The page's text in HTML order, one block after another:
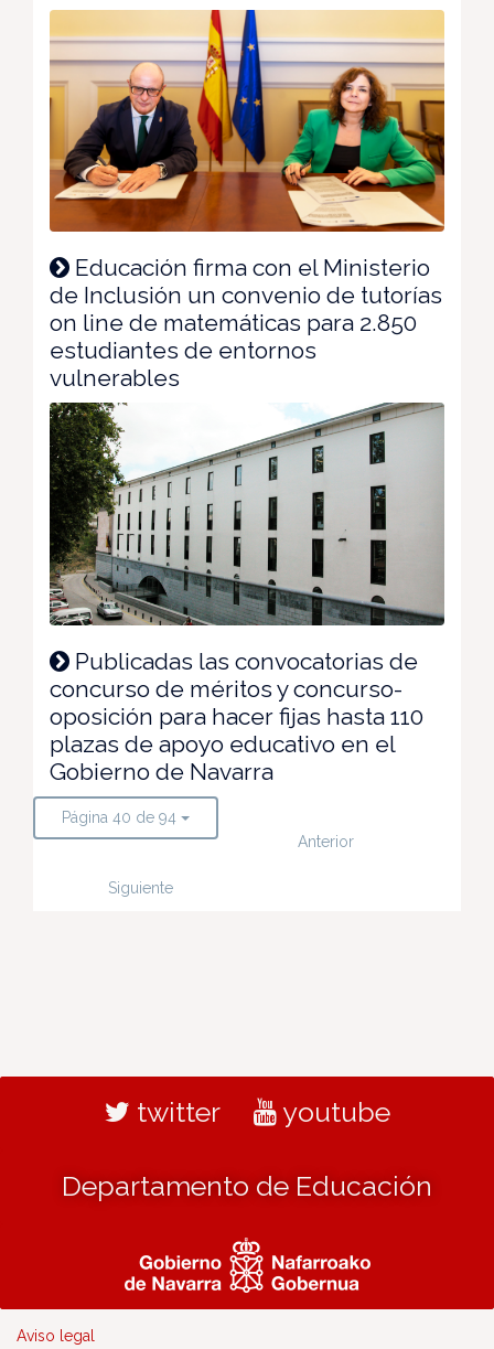
Educación firma con el Ministerio
de Inclusión un convenio de tutorías
on line de matemáticas para 2.850
estudiantes de entornos
vulnerables
Publicadas las convocatorias de
concurso de méritos y concurso-
oposición para hacer fijas hasta 110
plazas de apoyo educativo en el
Gobierno de Navarra
Página 40 de 94
Anterior
Siguiente
twitter youtube
Departamento de Educación
Aviso legal